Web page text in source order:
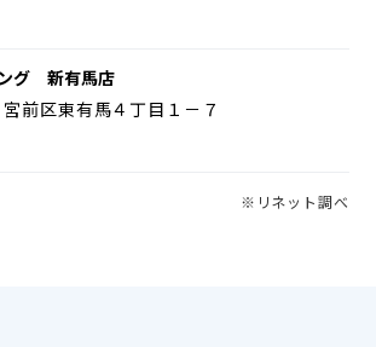
グ 新有馬店
前区東有馬４丁目１－７
※リネット調べ